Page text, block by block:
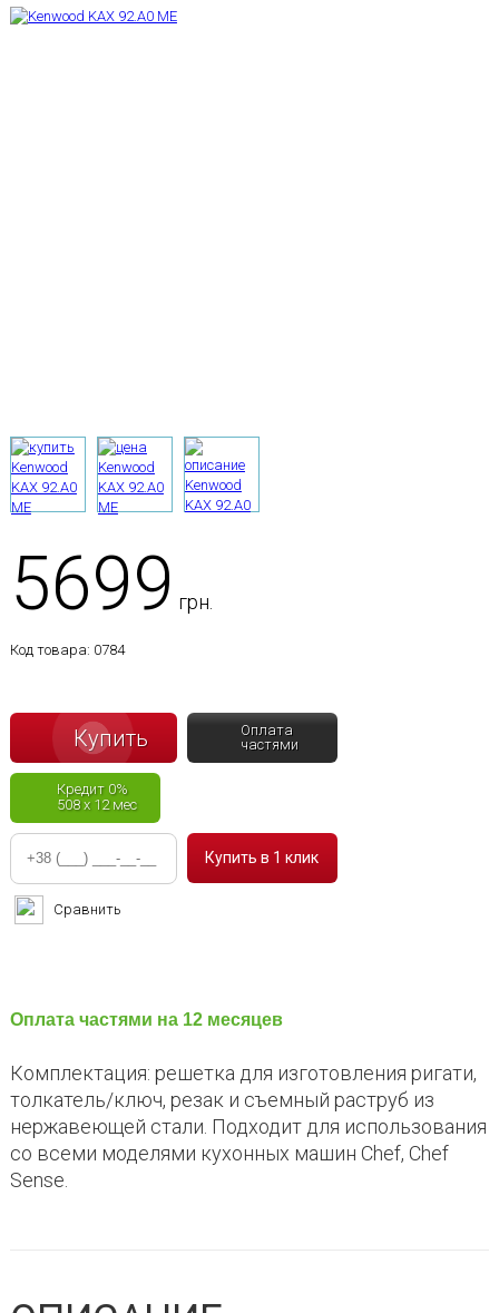
5699 грн.
Код товара: 0784
Купить
Оплата
частями
Кредит 0%
508 x 12 мес
Сравнить
Оплата частями на 12 месяцев
Комплектация: решетка для изготовления ригати,
толкатель/ключ, резак и съемный раструб из
нержавеющей стали. Подходит для использования
со всеми моделями кухонных машин Chef, Chef
Sense.